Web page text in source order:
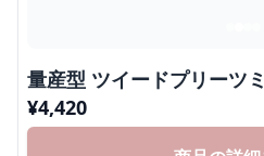
量産型 ツイードプリーツ
¥4,420